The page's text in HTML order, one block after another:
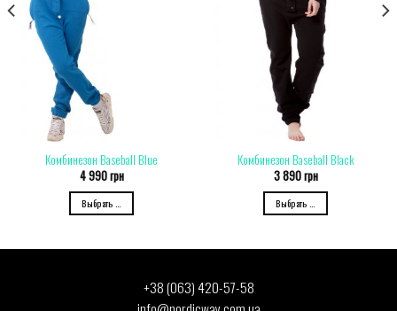
Комбинезон Baseball Blue
4 990грн
Выбрать ...
Комбинезон Baseball Black
3 890грн
Выбрать ...
+38 (063) 420-57-58